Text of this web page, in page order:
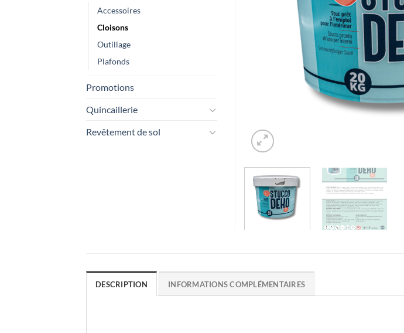
Accessoires
Cloisons
Outillage
Plafonds
Promotions
Quincaillerie
Revêtement de sol
DESCRIPTION INFORMATIONS COMPLÉMENTAIRES